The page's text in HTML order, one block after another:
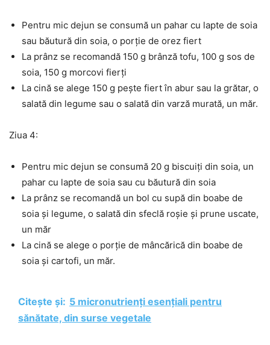
Pentru mic dejun se consumă un pahar cu lapte de soia
sau băutură din soia, o porție de orez fiert
La prânz se recomandă 150 g brânză tofu, 100 g sos de
soia, 150 g morcovi fierți
La cină se alege 150 g pește fiert în abur sau la grătar, o
salată din legume sau o salată din varză murată, un măr.
Ziua 4:
Pentru mic dejun se consumă 20 g biscuiți din soia, un
pahar cu lapte de soia sau cu băutură din soia
La prânz se recomandă un bol cu supă din boabe de
soia și legume, o salată din sfeclă roșie și prune uscate,
un măr
La cină se alege o porție de mâncărică din boabe de
soia și cartofi, un măr.
Citește și: 5 micronutrienți esențiali pentru
sănătate, din surse vegetale